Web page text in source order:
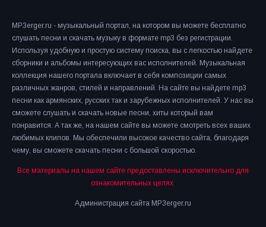
MP3erger.ru - музыкальный портал, на котором вы можете бесплатно
слушать песни и скачать музыку в формате mp3 без регистрации.
Используя удобную и простую систему поиска, вы с легкостью найдете
сборники и альбомы интересующих вас исполнителей. Музыкальная
коллекция нашего портала включает в себя композиции самых
различных жанров, стилей и направлений. На сайте вы найдете mp3
песни как армянских, русских так и зарубежных исполнителей. У нас вы
сможете слушать и скачать новые песни, хиты который вам
понравится. А так же, на нашем сайте вы можете смотреть всех ваших
любимых клипов. Мы обеспечили высокое качество сайта, благодаря
чему, вы сможете скачать песни с большой скоростью.
Все материалы на нашем сайте предоставлены исключительно для
ознакомительных целях.
Администрация сайта MP3erger.ru